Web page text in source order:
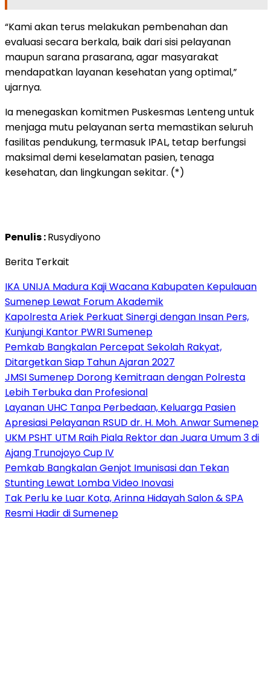
“Kami akan terus melakukan pembenahan dan
evaluasi secara berkala, baik dari sisi pelayanan
maupun sarana prasarana, agar masyarakat
mendapatkan layanan kesehatan yang optimal,”
ujarnya.
Ia menegaskan komitmen Puskesmas Lenteng untuk
menjaga mutu pelayanan serta memastikan seluruh
fasilitas pendukung, termasuk IPAL, tetap berfungsi
maksimal demi keselamatan pasien, tenaga
kesehatan, dan lingkungan sekitar. (*)
Penulis :Rusydiyono
Berita Terkait
IKA UNIJA Madura Kaji Wacana Kabupaten Kepulauan
Sumenep Lewat Forum Akademik
Kapolresta Ariek Perkuat Sinergi dengan Insan Pers,
Kunjungi Kantor PWRI Sumenep
Pemkab Bangkalan Percepat Sekolah Rakyat,
Ditargetkan Siap Tahun Ajaran 2027
JMSI Sumenep Dorong Kemitraan dengan Polresta
Lebih Terbuka dan Profesional
Layanan UHC Tanpa Perbedaan, Keluarga Pasien
Apresiasi Pelayanan RSUD dr. H. Moh. Anwar Sumenep
UKM PSHT UTM Raih Piala Rektor dan Juara Umum 3 di
Ajang Trunojoyo Cup IV
Pemkab Bangkalan Genjot Imunisasi dan Tekan
Stunting Lewat Lomba Video Inovasi
Tak Perlu ke Luar Kota, Arinna Hidayah Salon & SPA
Resmi Hadir di Sumenep